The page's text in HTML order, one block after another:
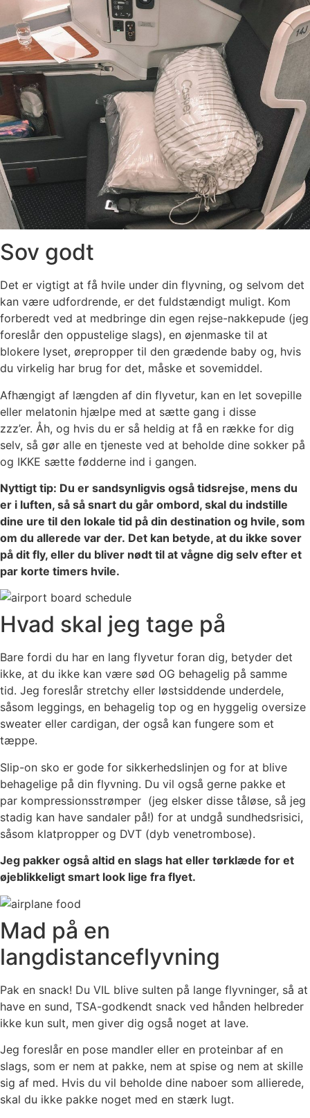
Sov godt
Det er vigtigt at få hvile under din flyvning, og selvom det
kan være udfordrende, er det fuldstændigt muligt. Kom
forberedt ved at medbringe din egen rejse-nakkepude (jeg
foreslår den oppustelige slags), en øjenmaske til at
blokere lyset, ørepropper til den grædende baby og, hvis
du virkelig har brug for det, måske et sovemiddel.
Afhængigt af længden af ​​din flyvetur, kan en let sovepille
eller melatonin hjælpe med at sætte gang i disse
zzz’er. Åh, og hvis du er så heldig at få en række for dig
selv, så gør alle en tjeneste ved at beholde dine sokker på
og IKKE sætte fødderne ind i gangen.
Nyttigt tip: Du er sandsynligvis også tidsrejse, mens du
er i luften, så så snart du går ombord, skal du indstille
dine ure til den lokale tid på din destination og hvile, som
om du allerede var der. Det kan betyde, at du ikke sover
på dit fly, eller du bliver nødt til at vågne dig selv efter et
par korte timers hvile.
Hvad skal jeg tage på
Bare fordi du har en lang flyvetur foran dig, betyder det
ikke, at du ikke kan være sød OG behagelig på samme
tid. Jeg foreslår stretchy eller løstsiddende underdele,
såsom leggings, en behagelig top og en hyggelig oversize
sweater eller cardigan, der også kan fungere som et
tæppe.
Slip-on sko er gode for sikkerhedslinjen og for at blive
behagelige på din flyvning. Du vil også gerne pakke et
par kompressionsstrømper (jeg elsker disse tåløse, så jeg
stadig kan have sandaler på!) for at undgå sundhedsrisici,
såsom klatpropper og DVT (dyb venetrombose).
Jeg pakker også altid en slags hat eller tørklæde for et
øjeblikkeligt smart look lige fra flyet.
Mad på en
langdistanceflyvning
Pak en snack! Du VIL blive sulten på lange flyvninger, så at
have en sund, TSA-godkendt snack ved hånden helbreder
ikke kun sult, men giver dig også noget at lave.
Jeg foreslår en pose mandler eller en proteinbar af en
slags, som er nem at pakke, nem at spise og nem at skille
sig af med. Hvis du vil beholde dine naboer som allierede,
skal du ikke pakke noget med en stærk lugt.